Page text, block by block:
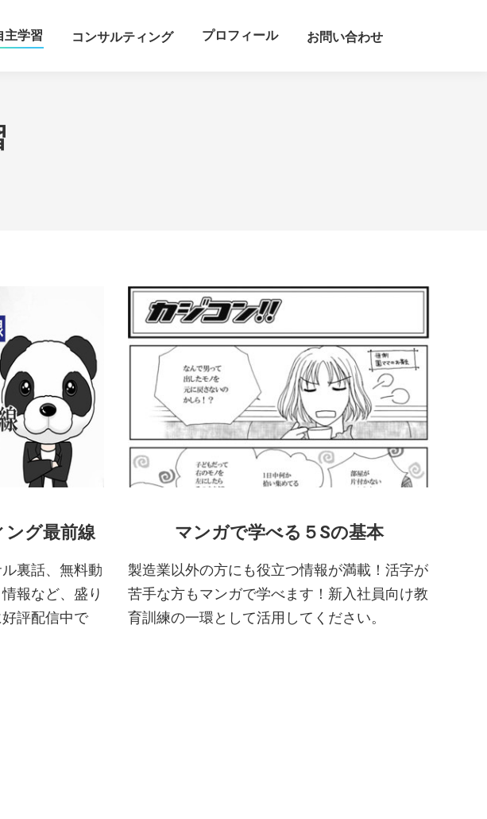
主学習 コンサルティング プロフィール お問い合わせ
ング最前線
裏話、無料動
報など、盛り
評配信中で
マンガで学べる５Sの基本
製造業以外の方にも役立つ情報が満載！活字が
苦手な方もマンガで学べます！新入社員向け教
育訓練の一環として活用してください。